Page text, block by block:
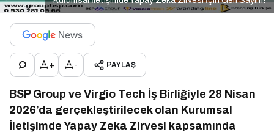
+ - PAYLAŞ
BSP Group ve Virgio Tech İş Birliğiyle 28 Nisan
2026’da gerçekleştirilecek olan Kurumsal
İletişimde Yapay Zeka Zirvesi kapsamında